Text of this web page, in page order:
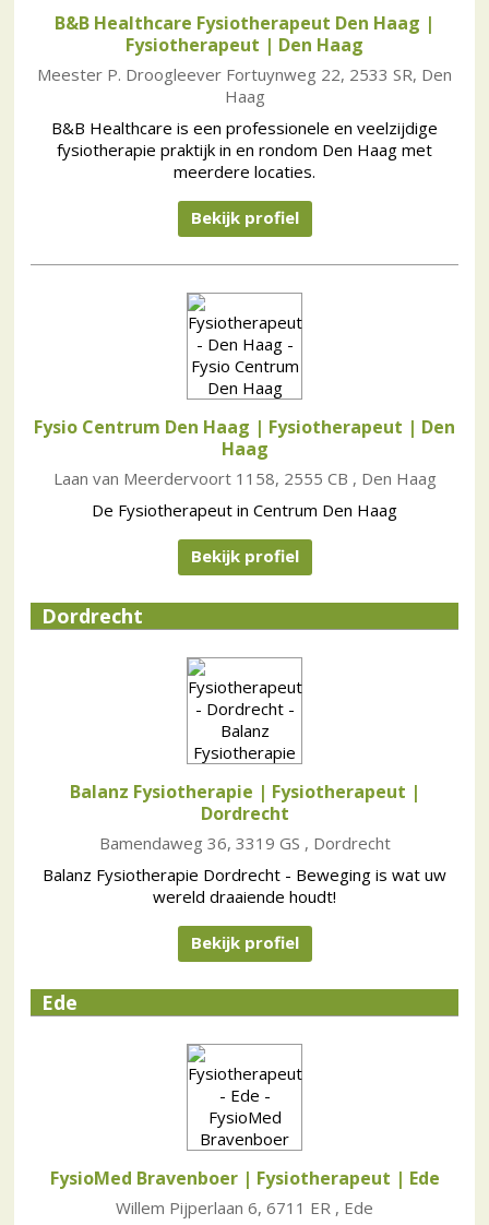
B&B Healthcare Fysiotherapeut Den Haag |
Fysiotherapeut | Den Haag
Meester P. Droogleever Fortuynweg 22, 2533 SR, Den
Haag
B&B Healthcare is een professionele en veelzijdige
fysiotherapie praktijk in en rondom Den Haag met
meerdere locaties.
Bekijk profiel
Fysio Centrum Den Haag | Fysiotherapeut | Den
Haag
Laan van Meerdervoort 1158, 2555 CB , Den Haag
De Fysiotherapeut in Centrum Den Haag
Bekijk profiel
Dordrecht
Balanz Fysiotherapie | Fysiotherapeut |
Dordrecht
Bamendaweg 36, 3319 GS , Dordrecht
Balanz Fysiotherapie Dordrecht - Beweging is wat uw
wereld draaiende houdt!
Bekijk profiel
Ede
FysioMed Bravenboer | Fysiotherapeut | Ede
Willem Pijperlaan 6, 6711 ER , Ede